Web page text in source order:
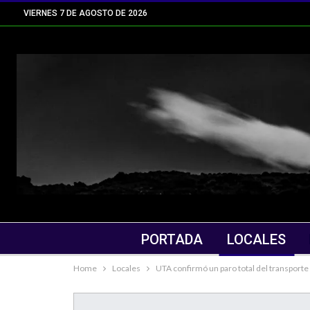
VIERNES 7 DE AGOSTO DE 2026
PORTADA LOCALES
Home Locales UTA confirmó un paro total del